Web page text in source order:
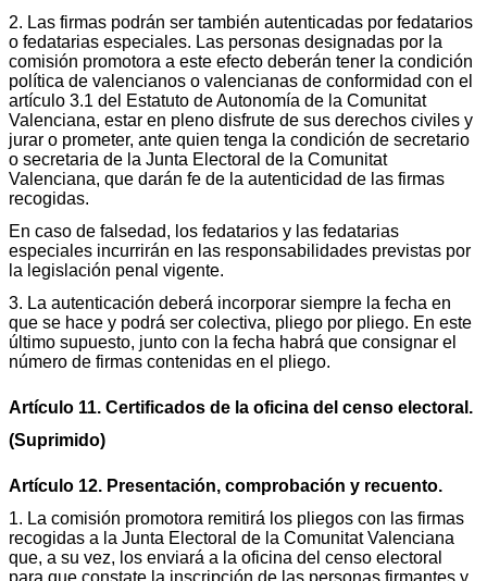
2. Las firmas podrán ser también autenticadas por fedatarios
o fedatarias especiales. Las personas designadas por la
comisión promotora a este efecto deberán tener la condición
política de valencianos o valencianas de conformidad con el
artículo 3.1 del Estatuto de Autonomía de la Comunitat
Valenciana, estar en pleno disfrute de sus derechos civiles y
jurar o prometer, ante quien tenga la condición de secretario
o secretaria de la Junta Electoral de la Comunitat
Valenciana, que darán fe de la autenticidad de las firmas
recogidas.
En caso de falsedad, los fedatarios y las fedatarias
especiales incurrirán en las responsabilidades previstas por
la legislación penal vigente.
3. La autenticación deberá incorporar siempre la fecha en
que se hace y podrá ser colectiva, pliego por pliego. En este
último supuesto, junto con la fecha habrá que consignar el
número de firmas contenidas en el pliego.
Artículo 11. Certificados de la oficina del censo electoral.
(Suprimido)
Artículo 12. Presentación, comprobación y recuento.
1. La comisión promotora remitirá los pliegos con las firmas
recogidas a la Junta Electoral de la Comunitat Valenciana
que, a su vez, los enviará a la oficina del censo electoral
para que constate la inscripción de las personas firmantes y